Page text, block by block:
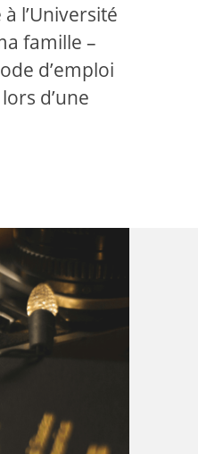
l’Université
famille –
d’emploi
d’une